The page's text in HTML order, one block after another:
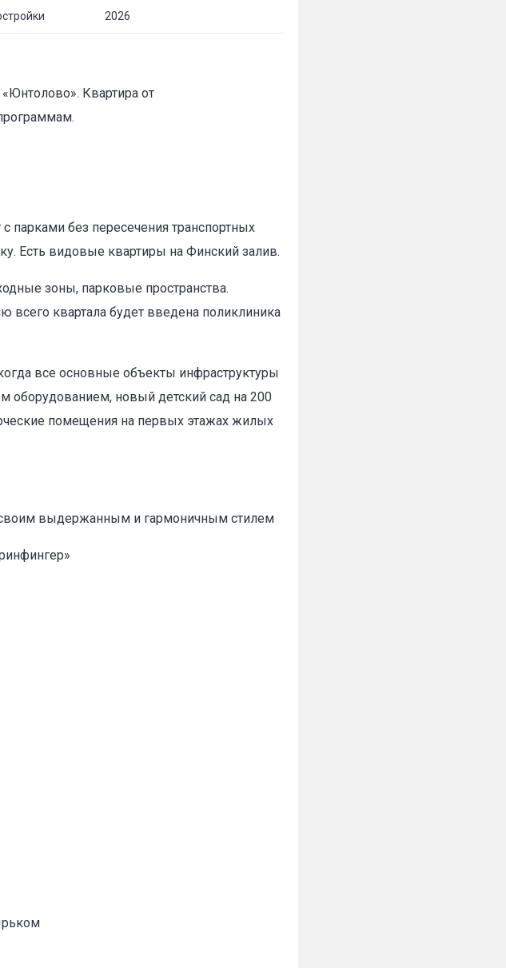
2026
Квартира от
без пересечения транспортных
Есть видовые квартиры на Финский залив.
зоны, парковые пространства.
всего квартала будет введена поликлиника
все основные объекты инфраструктуры
оборудованием, новый детский сад на 200
помещения на первых этажах жилых
своим выдержанным и гармоничным стилем
✕